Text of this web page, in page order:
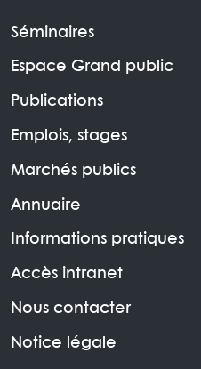
Séminaires
Espace Grand public
Publications
Emplois, stages
Marchés publics
Annuaire
Informations pratiques
Accès intranet
Nous contacter
Notice légale